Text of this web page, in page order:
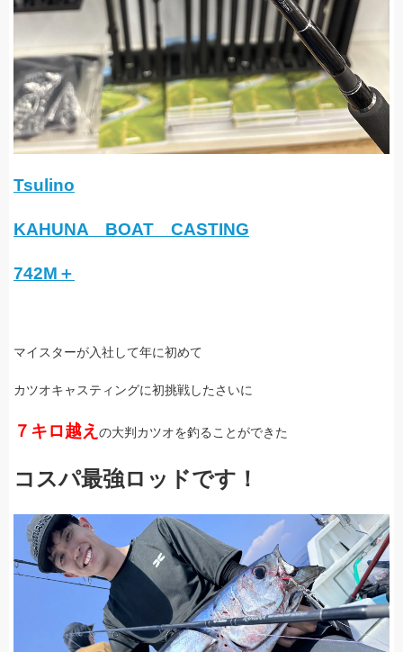
Tsulino
KAHUNA BOAT CASTING
742M＋
マイスターが入社して年に初めて
カツオキャスティングに初挑戦したさいに
７キロ越え の大判カツオを釣ることができた
コスパ最強ロッドです！